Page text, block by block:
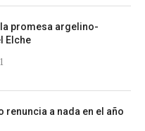
la promesa argelino-
Elche
renuncia a nada en el año